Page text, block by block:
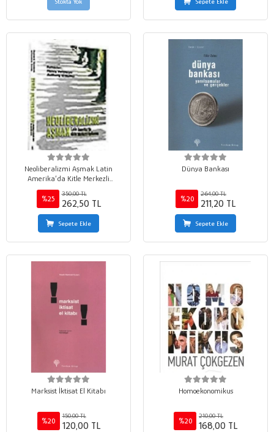
Neoliberalizmi Aşmak Latin
Amerika’da Kitle Merkezli
Kalkınma
%25
350,00 TL
262,50 TL
Sepete Ekle
Dünya Bankası
%20
264,00 TL
211,20 TL
Sepete Ekle
Marksist İktisat El Kitabı
%20
150,00 TL
120,00 TL
Homoekonomikus
%20
210,00 TL
168,00 TL